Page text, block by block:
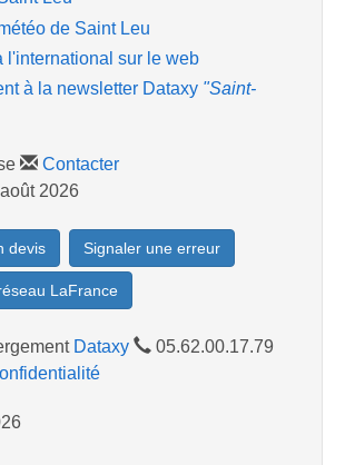
de Saint Leu
l'international sur le web
à la newsletter Dataxy "Saint-
Contacter
2026
devis Signaler une erreur
LaFrance
Dataxy
05.62.00.17.79